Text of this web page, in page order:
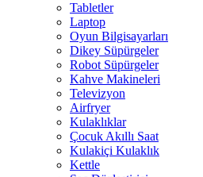
Tabletler
Laptop
Oyun Bilgisayarları
Dikey Süpürgeler
Robot Süpürgeler
Kahve Makineleri
Televizyon
Airfryer
Kulaklıklar
Çocuk Akıllı Saat
Kulakiçi Kulaklık
Kettle